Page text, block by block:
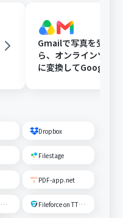
Gmailで写真を受け
ら、オンラインツー
に変換してGoogle
Dropbox
Filestage
PDF-app.net
快速サーチャーGX Fileforce on TTS Cloud